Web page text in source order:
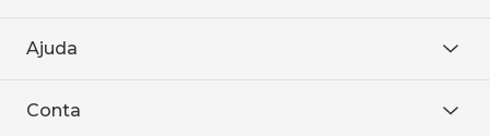
Baixe o APP
WhatsApp
Ajuda
Política de entrega
Conta